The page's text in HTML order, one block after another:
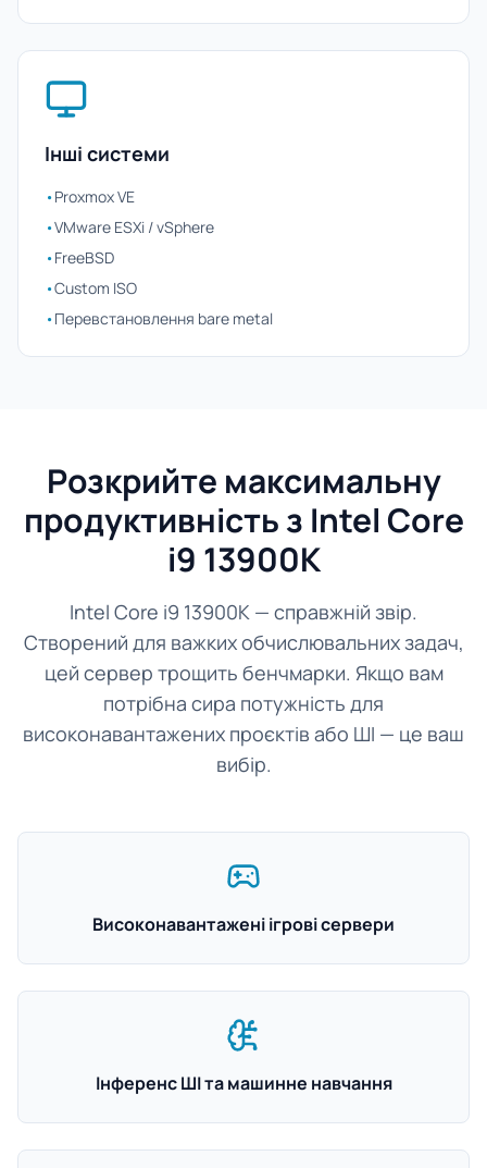
Інші системи
•Proxmox VE
•VMware ESXi / vSphere
•FreeBSD
•Custom ISO
•Перевстановлення bare metal
Розкрийте максимальну
продуктивність з Intel Core
i9 13900K
Intel Core i9 13900K — справжній звір.
Створений для важких обчислювальних задач,
цей сервер трощить бенчмарки. Якщо вам
потрібна сира потужність для
високонавантажених проєктів або ШІ — це ваш
вибір.
Високонавантажені ігрові сервери
Інференс ШІ та машинне навчання